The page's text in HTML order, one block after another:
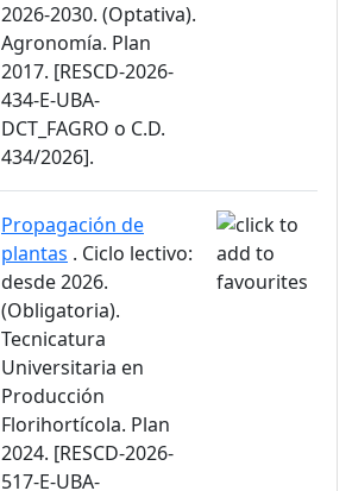
2026-2030. (Optativa).
Agronomía. Plan
2017. [RESCD-2026-
434-E-UBA-
DCT_FAGRO o C.D.
434/2026].
Propagación de
plantas . Ciclo lectivo:
desde 2026.
(Obligatoria).
Tecnicatura
Universitaria en
Producción
Florihortícola. Plan
2024. [RESCD-2026-
517-E-UBA-